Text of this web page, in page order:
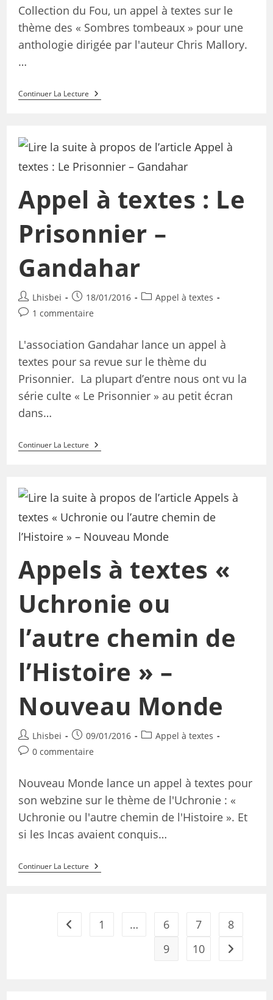
Collection du Fou, un appel à textes sur le
thème des « Sombres tombeaux » pour une
anthologie dirigée par l'auteur Chris Mallory.
…
Continuer La Lecture
Appel à textes : Le
Prisonnier –
Gandahar
Lhisbei 18/01/2016
Appel à textes
1 commentaire
L'association Gandahar lance un appel à
textes pour sa revue sur le thème du
Prisonnier. La plupart d’entre nous ont vu la
série culte « Le Prisonnier » au petit écran
dans…
Continuer La Lecture
Appels à textes «
Uchronie ou
l’autre chemin de
l’Histoire » –
Nouveau Monde
Lhisbei 09/01/2016
Appel à textes
0 commentaire
Nouveau Monde lance un appel à textes pour
son webzine sur le thème de l'Uchronie : «
Uchronie ou l'autre chemin de l'Histoire ». Et
si les Incas avaient conquis…
Continuer La Lecture
1 … 6 7
8
9
10